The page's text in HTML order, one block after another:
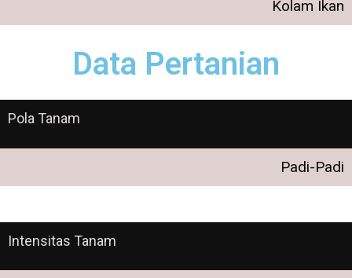
Kolam Ikan
Data Pertanian
Pola Tanam
Padi-Padi
Intensitas Tanam